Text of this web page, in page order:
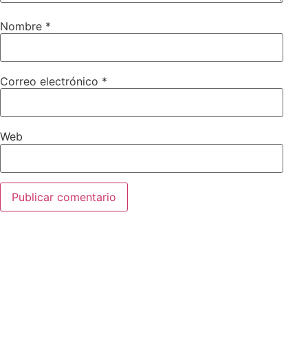
Nombre *
Correo electrónico *
Web